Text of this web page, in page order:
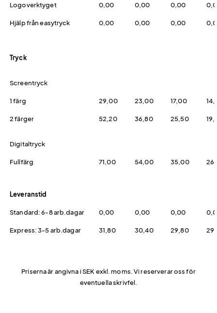
Logoverktyget 0,00 0,00 0,00
Hjälp från easytryck 0,00 0,00 0,00
Tryck
Screentryck
1 färg 29,00 23,00 17,00
2 färger 52,20 36,80 25,50
Digitaltryck
Fullfärg 71,00 54,00 35,00
Leveranstid
Standard: 6-8 arb.dagar 0,00 0,00 0,00
Express: 3-5 arb.dagar 31,80 30,40 29,80
Priserna är angivna i SEK exkl. moms. Vi reserverar oss för
eventuella skrivfel.